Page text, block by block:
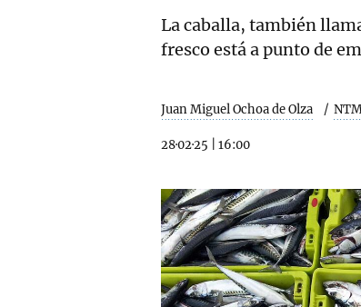
La caballa, también
fresco está a punto de
Juan Miguel Ochoa de Olza
28·02·25 16:00